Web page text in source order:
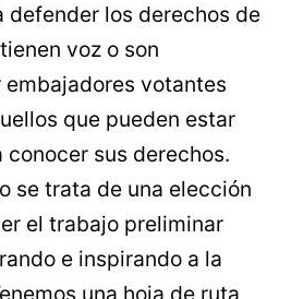
defender los derechos de
voz o son
votantes
que pueden estar
sus derechos.
se trata de una elección
el trabajo preliminar
e inspirando a la